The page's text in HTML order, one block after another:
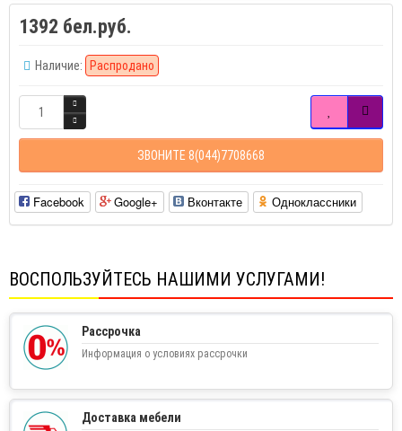
1392 бел.руб.
Наличие: Распродано
ЗВОНИТЕ 8(044)7708668
Facebook Google+ Вконтакте Одноклассники
ВОСПОЛЬЗУЙТЕСЬ НАШИМИ УСЛУГАМИ!
Рассрочка
Информация о условиях рассрочки
Доставка мебели